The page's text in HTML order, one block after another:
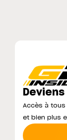
en
Accès à
et bien plus